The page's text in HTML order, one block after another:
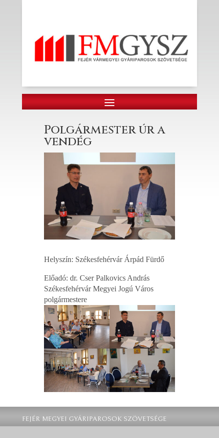
Polgármester úr a
vendég
Helyszín: Székesfehérvár Árpád Fürdő
Előadó: dr. Cser Palkovics András
Székesfehérvár Megyei Jogú Város
polgármestere
FEJÉR MEGYEI GYÁRIPAROSOK SZÖVETSÉGE